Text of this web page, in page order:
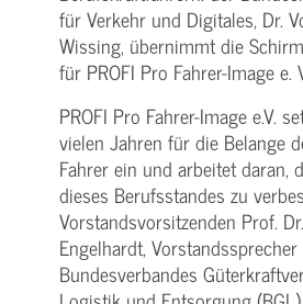
für Verkehr und Digitales, Dr.
Wissing, übernimmt die
für PROFI Pro Fahrer-Image e.
PROFI Pro Fahrer-Image e.V.
vielen Jahren für die Belange
Fahrer ein und arbeitet daran,
dieses Berufsstandes zu
Vorstandsvorsitzenden Prof.
Engelhardt, Vorstandssprecher
Bundesverbandes